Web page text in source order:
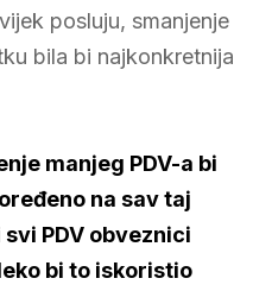
posluju, smanjenje
bila bi najkonkretnija
manjeg PDV-a bi
na sav taj
PDV obveznici
bi to iskoristio